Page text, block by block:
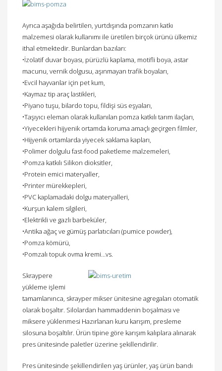
Ayrıca aşağıda belirtilen, yurtdışında pomzanın katkı
malzemesi olarak kullanımı ile üretilen birçok ürünü ülkemiz
ithal etmektedir. Bunlardan bazıları:
•İzolatif duvar boyası, pürüzlü kaplama, motifli boya, astar
macunu, vernik dolgusu, aşınmayan trafik boyaları,
•Evcil hayvanlar için pet kum,
•Kaymaz tip araç lastikleri,
•Piyano tuşu, bilardo topu, fildişi süs eşyaları,
•Taşıyıcı eleman olarak kullanılan pomza katkılı tarım ilaçları,
•Yiyecekleri hijyenik ortamda koruma amaçlı geçirgen filmler,
•Hijyenik ortamlarda yiyecek saklama kapları,
•Polimer dolgulu fast-food paketleme malzemeleri,
•Pomza katkılı Silikon dioksitler,
•Protein emici materyaller,
•Printer mürekkepleri,
•PVC kaplamadaki dolgu materyalleri,
•Kurşun kalem silgileri,
•Elektrikli ve gazlı barbeküler,
•Antika ağaç ve gümüş parlatıcıları (pumice powder),
•Pomza kömürü,
•Pomzalı topuk ovma kremi…vs.
Skraypere
yükleme işlemi
tamamlanınca, skrayper mikser ünitesine agregaları otomatik
olarak boşaltır. Silolardan hammaddenin boşalması ve
miksere yüklenmesi Hazırlanan kuru karışım, presleme
silosuna boşaltılır. Ürün tipine göre karışım kalıplara alınarak
pres ünitesinde paletler üzerine şekillendirilir.
Pres ünitesinde şekillendirilen yaş ürünler, yaş ürün bandı